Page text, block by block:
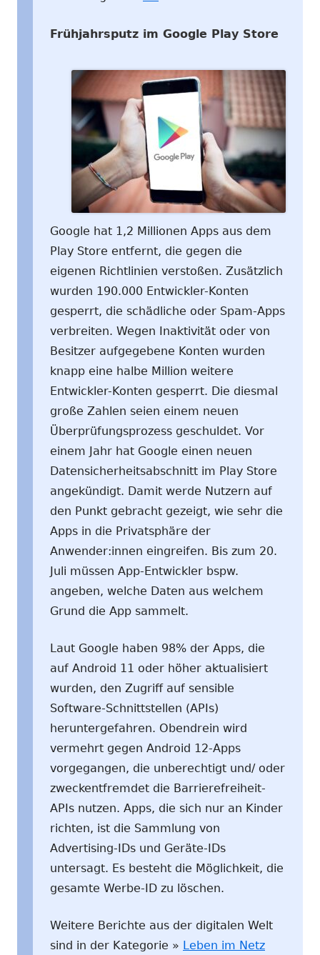
Frühjahrsputz im Google Play Store
Google hat 1,2 Millionen Apps aus dem
Play Store entfernt, die gegen die
eigenen Richtlinien verstoßen. Zusätzlich
wurden 190.000 Entwickler-Konten
gesperrt, die schädliche oder Spam-Apps
verbreiten. Wegen Inaktivität oder von
Besitzer aufgegebene Konten wurden
knapp eine halbe Million weitere
Entwickler-Konten gesperrt. Die diesmal
große Zahlen seien einem neuen
Überprüfungsprozess geschuldet. Vor
einem Jahr hat Google einen neuen
Datensicherheitsabschnitt im Play Store
angekündigt. Damit werde Nutzern auf
den Punkt gebracht gezeigt, wie sehr die
Apps in die Privatsphäre der
Anwender:innen eingreifen. Bis zum 20.
Juli müssen App-Entwickler bspw.
angeben, welche Daten aus welchem
Grund die App sammelt.
Laut Google haben 98% der Apps, die
auf Android 11 oder höher aktualisiert
wurden, den Zugriff auf sensible
Software-Schnittstellen (APIs)
heruntergefahren. Obendrein wird
vermehrt gegen Android 12-Apps
vorgegangen, die unberechtigt und/ oder
zweckentfremdet die Barrierefreiheit-
APIs nutzen. Apps, die sich nur an Kinder
richten, ist die Sammlung von
Advertising-IDs und Geräte-IDs
untersagt. Es besteht die Möglichkeit, die
gesamte Werbe-ID zu löschen.
Weitere Berichte aus der digitalen Welt
sind in der Kategorie » Leben im Netz